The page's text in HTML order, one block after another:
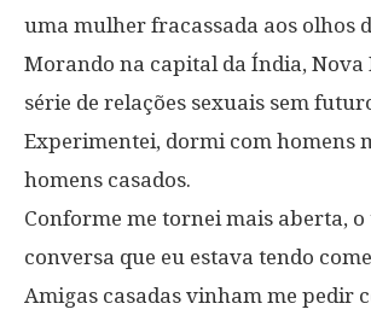
uma mulher fracassada aos olhos
Morando na capital da Índia, Nova
série de relações sexuais sem
Experimentei, dormi com homens
homens casados.
Conforme me tornei mais aberta, o
conversa que eu estava tendo
Amigas casadas ​​vinham me pedir